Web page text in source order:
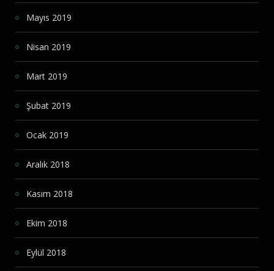
Mayıs 2019
Nisan 2019
Mart 2019
Şubat 2019
Ocak 2019
Aralık 2018
Kasım 2018
Ekim 2018
Eylül 2018